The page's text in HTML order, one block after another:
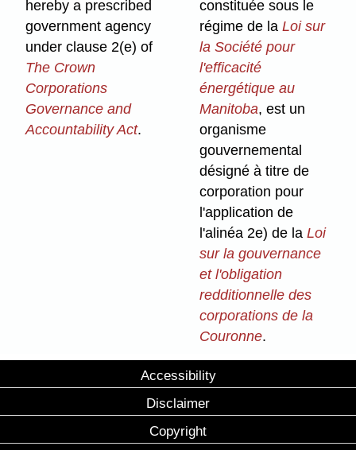
hereby a prescribed
government agency
under clause 2(e) of
The Crown
Corporations
Governance and
Accountability Act.
constituée sous le
régime de laLoi sur
la Société pour
l'efficacité
énergétique au
Manitoba, est un
organisme
gouvernemental
désigné à titre de
corporation pour
l'application de
l'alinéa 2e) de laLoi
sur la gouvernance
et l'obligation
redditionnelle des
corporations de la
Couronne.
Accessibility
Disclaimer
Copyright